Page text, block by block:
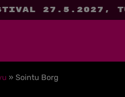
» Sointu Borg